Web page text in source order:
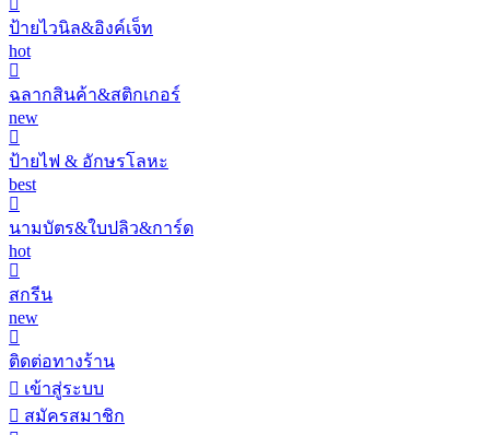
ป้ายไวนิล&อิงค์เจ็ท
hot
ฉลากสินค้า&สติกเกอร์
new
ป้ายไฟ & อักษรโลหะ
best
นามบัตร&ใบปลิว&การ์ด
hot
สกรีน
new
ติดต่อทางร้าน
เข้าสู่ระบบ
สมัครสมาชิก